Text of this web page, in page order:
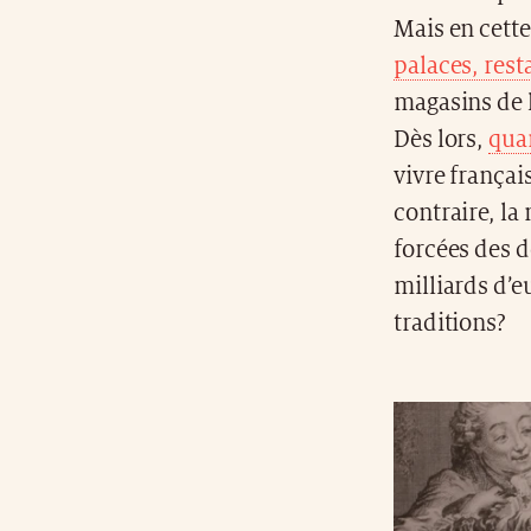
Mais en
palaces,
magasins
Dès lors,
vivre
contraire, la
forcées des
milliards
traditions?